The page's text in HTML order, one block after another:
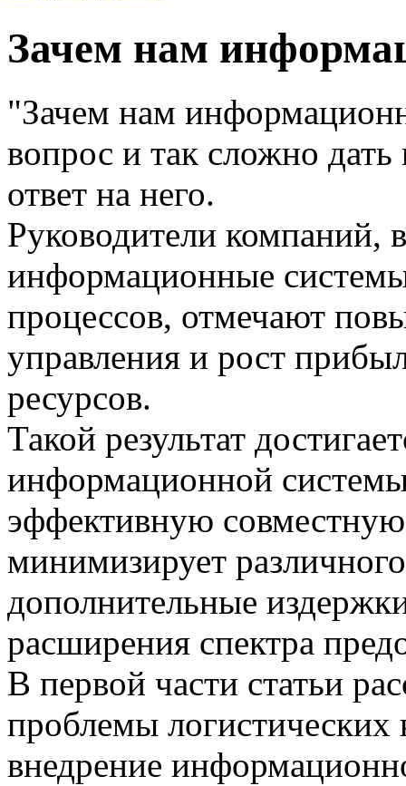
Зачем нам
"Зачем нам
вопрос и так сложно
ответ на него.
Руководители компаний,
информационные
процессов, отмечают
управления и рост
ресурсов.
Такой результат
информационной системы
эффективную
минимизирует
дополнительные
расширения спектра
В первой части статьи
проблемы
внедрение